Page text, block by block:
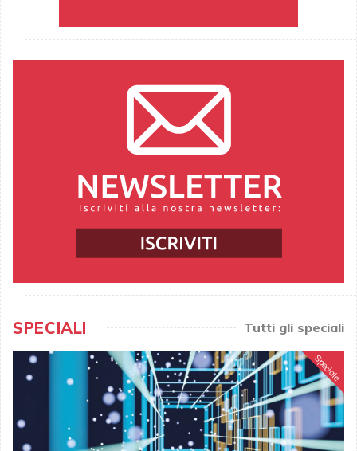
SPECIALI Tutti gli speciali
Speciale